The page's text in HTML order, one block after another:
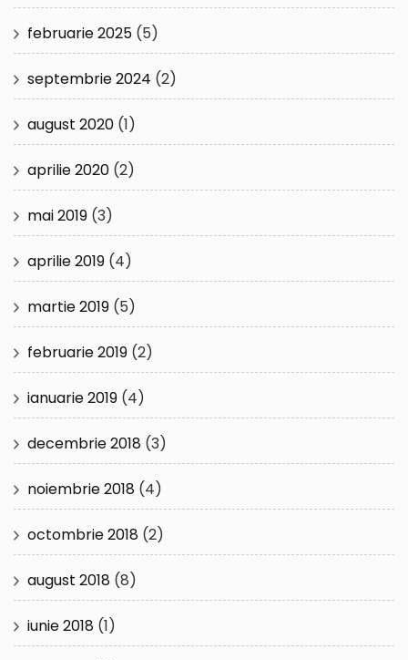
februarie 2025 (5)
septembrie 2024 (2)
august 2020 (1)
aprilie 2020 (2)
mai 2019 (3)
aprilie 2019 (4)
martie 2019 (5)
februarie 2019 (2)
ianuarie 2019 (4)
decembrie 2018 (3)
noiembrie 2018 (4)
octombrie 2018 (2)
august 2018 (8)
iunie 2018 (1)